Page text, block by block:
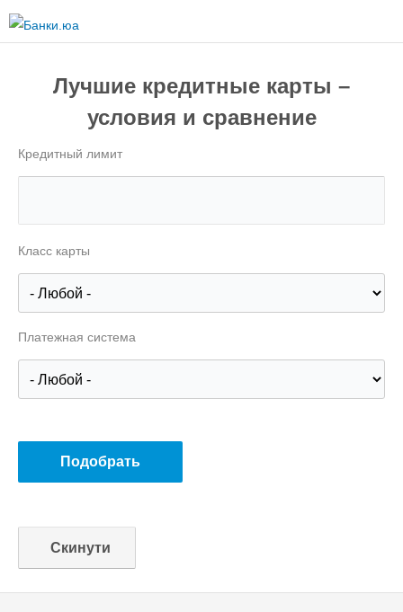
Лучшие кредитные карты –
условия и сравнение
Кредитный лимит
Класс карты
Платежная система